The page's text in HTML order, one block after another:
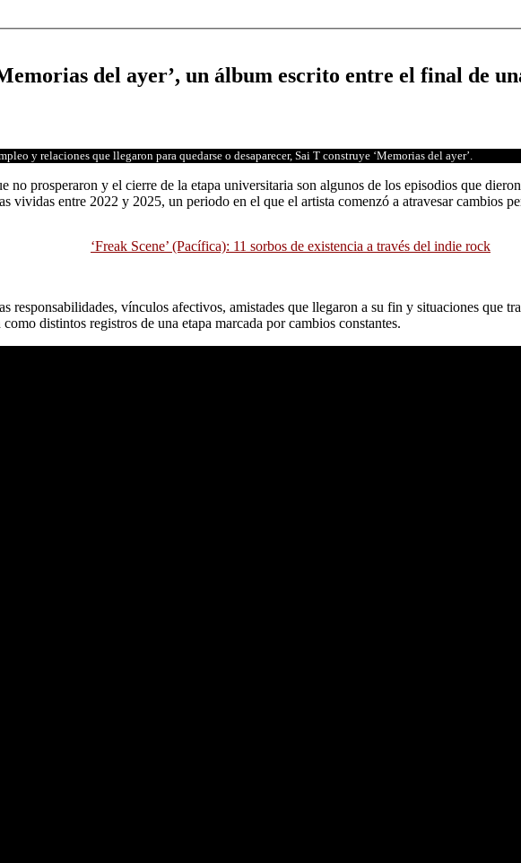
del ayer’, un álbum escrito entre el final de
y relaciones que llegaron para quedarse o desaparecer, Sai T construye ‘Memorias del ayer’.
no prosperaron y el cierre de la etapa universitaria son algunos de los episodios que
vividas entre 2022 y 2025, un periodo en el que el artista comenzó a atravesar cambios
‘Freak Scene’ (Pacífica): 11 sorbos de existencia a través del indie rock
responsabilidades, vínculos afectivos, amistades que llegaron a su fin y situaciones que
distintos registros de una etapa marcada por cambios constantes.